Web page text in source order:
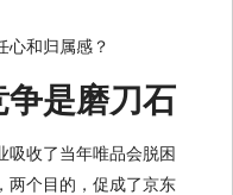
心和归属感？
是磨刀石
吸收了当年唯品会脱困
两个目的，促成了京东